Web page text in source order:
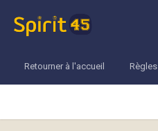
Retourner à l'accueil Règles